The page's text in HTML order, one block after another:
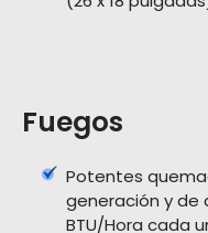
Fuegos
Potentes
generación y de
BTU/Hora cada